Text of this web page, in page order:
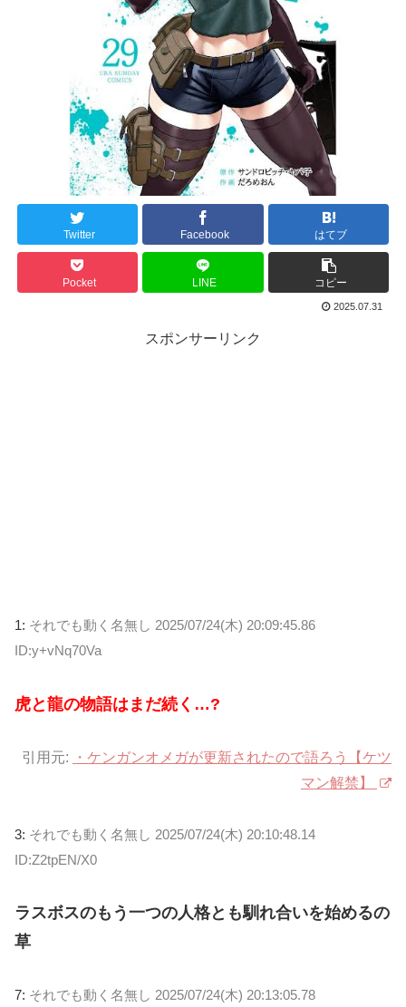
Twitter Facebook はてブ
Pocket LINE コピー
2025.07.31
スポンサーリンク
1: それでも動く名無し 2025/07/24(木) 20:09:45.86
ID:y+vNq70Va
虎と龍の物語はまだ続く…?
引用元:
・ケンガンオメガが更新されたので語ろう【ケツ
マン解禁】
3: それでも動く名無し 2025/07/24(木) 20:10:48.14
ID:Z2tpEN/X0
ラスボスのもう一つの人格とも馴れ合いを始めるの
草
7: それでも動く名無し 2025/07/24(木) 20:13:05.78